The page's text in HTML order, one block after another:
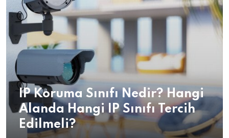
IP Koruma Sınıfı Nedir? Hangi
Alanda Hangi IP Sınıfı Tercih
Edilmeli?